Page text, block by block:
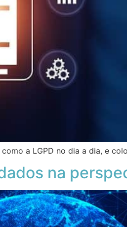
a LGPD no dia a dia, e
na